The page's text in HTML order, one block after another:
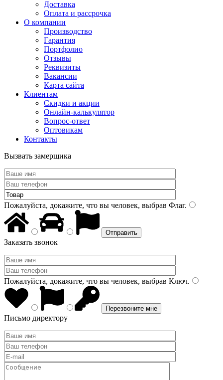
Доставка
Оплата и рассрочка
О компании
Производство
Гарантия
Портфолио
Отзывы
Реквизиты
Вакансии
Карта сайта
Клиентам
Скидки и акции
Онлайн-калькулятор
Вопрос-ответ
Оптовикам
Контакты
Вызвать замерщика
Пожалуйста, докажите, что вы человек, выбрав Флаг.
Заказать звонок
Пожалуйста, докажите, что вы человек, выбрав Ключ.
Письмо директору